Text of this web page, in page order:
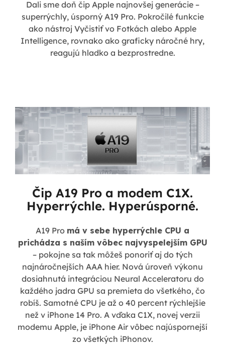
Dali sme doň čip Apple najnovšej generácie –
superrýchly, úsporný A19 Pro. Pokročilé funkcie
ako nástroj Vyčistiť vo Fotkách alebo Apple
Intelligence, rovnako ako graficky náročné hry,
reagujú hladko a bezprostredne.
Čip A19 Pro a modem C1X.
Hyperrýchle. Hyperúsporné.
A19 Pro má v sebe hyperrýchle CPU a
prichádza s naším vôbec najvyspelejším GPU
– pokojne sa tak môžeš ponoriť aj do tých
najnáročnejších AAA hier. Nová úroveň výkonu
dosiahnutá integráciou Neural Acceleratoru do
každého jadra GPU sa premieta do všetkého, čo
robíš. Samotné CPU je až o 40 percent rýchlejšie
než v iPhone 14 Pro. A vďaka C1X, novej verzii
modemu Apple, je iPhone Air vôbec najúspornejší
zo všetkých iPhonov.